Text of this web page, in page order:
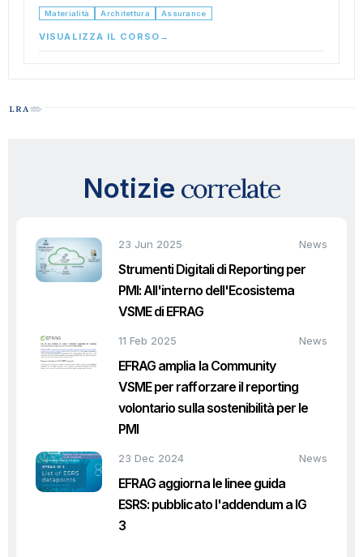
Materialità Architettura Assurance
VISUALIZZA IL CORSO →
Notizie correlate
23 Jun 2025 News
Strumenti Digitali di Reporting per
PMI: All'interno dell'Ecosistema
VSME di EFRAG
11 Feb 2025 News
EFRAG amplia la Community
VSME per rafforzare il reporting
volontario sulla sostenibilità per le
PMI
23 Dec 2024 News
EFRAG aggiorna le linee guida
ESRS: pubblicato l'addendum a IG
3